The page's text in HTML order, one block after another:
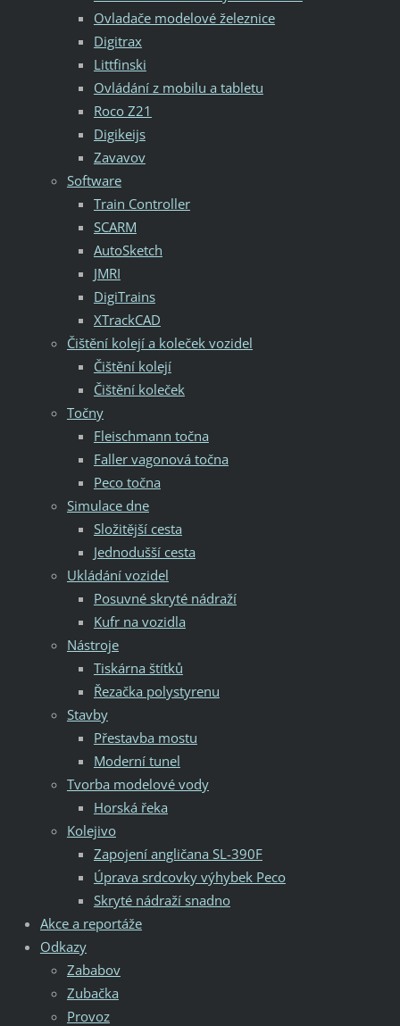
Ovladače modelové železnice
Digitrax
Littfinski
Ovládání z mobilu a tabletu
Roco Z21
Digikeijs
Zavavov
Software
Train Controller
SCARM
AutoSketch
JMRI
DigiTrains
XTrackCAD
Čištění kolejí a koleček vozidel
Čištění kolejí
Čištění koleček
Točny
Fleischmann točna
Faller vagonová točna
Peco točna
Simulace dne
Složitější cesta
Jednodušší cesta
Ukládání vozidel
Posuvné skryté nádraží
Kufr na vozidla
Nástroje
Tiskárna štítků
Řezačka polystyrenu
Stavby
Přestavba mostu
Moderní tunel
Tvorba modelové vody
Horská řeka
Kolejivo
Zapojení angličana SL-390F
Úprava srdcovky výhybek Peco
Skryté nádraží snadno
Akce a reportáže
Odkazy
Zababov
Zubačka
Provoz